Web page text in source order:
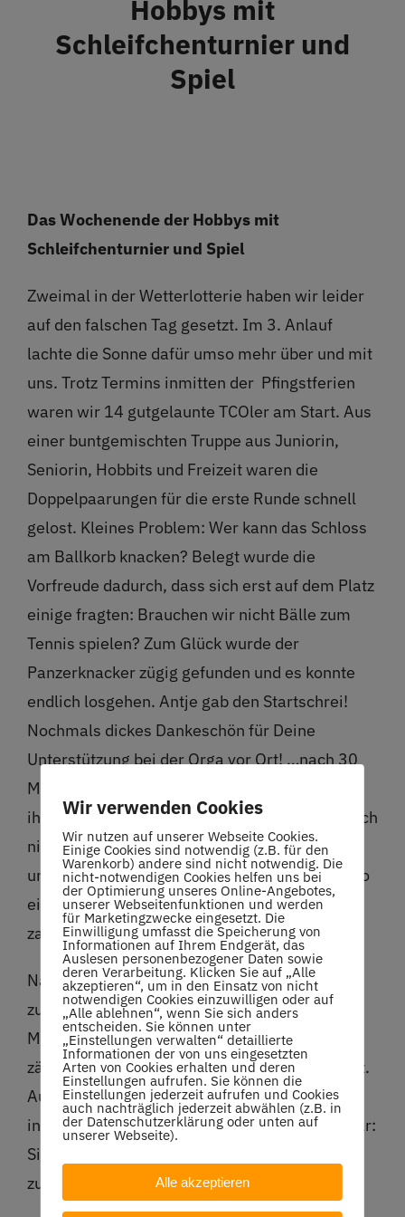
Platz buchen
Hobbys mit
Schleifchenturnier und
Spiel
Das Wochenende der Hobbys mit
Schleifchenturnier und Spiel
Zweimal in der Wetterlotterie haben wir leider
auf den falschen Tag gesetzt. Im 3. Anlauf
lachte die Sonne dafür umso mehr über und mit
uns. Trotz Termins inmitten der Pfingstferien
waren wir 14 gutgelaunte TCOler am Start. Aus
einer buntgemischten Truppe aus Juniorin,
Seniorin, Hobbits und Freizeit waren die
Doppelpaarungen für die erste Runde schnell
gelost. Kleines Problem: Wer kann das Schloss
am Ballkorb knacken? Belegt wurde die
Vorfreude dadurch, dass sich erst auf dem Platz
einige fragten: Brauchen wir nicht Bälle zum
Tennis spielen? Zum Glück wurde der
Panzerknacker zügig gefunden und es konnte
endlich losgehen. Antje gab den Startschrei!
Nochmals dickes Dankeschön für Deine
Unterstützung bei der Orga vor Ort! …nach 30
Minuten holten sich die ersten Matchgewinner
ihre Schleifchen ab. Jedem ist klar, heute bin ich
nicht hier, um zu gewinnen. Heute geht es nur
um den Spaß! Trotzdem, schön zu sehen wie so
ein Schleifchen ein Lächeln in die Gesichter
zaubern kann!
Nach 5 Runden mit jeweilig neu
zusammengestellten Paarungen, die sich tolle
Matches lieferten, ging es ans Schleifchen
zählen und danach an das mitgebrachte Buffet.
Auch ein dickes Dankeschön an die Spender
innen! Durch die Runde blickend war sofort klar:
Sieger waren wir alle. Es war einfach toll
zusammen!
Wir verwenden Cookies
Wir nutzen auf unserer Webseite Cookies.
Einige Cookies sind notwendig (z.B. für den
Warenkorb) andere sind nicht notwendig. Die
nicht-notwendigen Cookies helfen uns bei
der Optimierung unseres Online-Angebotes,
unserer Webseitenfunktionen und werden
für Marketingzwecke eingesetzt. Die
Einwilligung umfasst die Speicherung von
Informationen auf Ihrem Endgerät, das
Auslesen personenbezogener Daten sowie
deren Verarbeitung. Klicken Sie auf „Alle
akzeptieren“, um in den Einsatz von nicht
notwendigen Cookies einzuwilligen oder auf
„Alle ablehnen“, wenn Sie sich anders
entscheiden. Sie können unter
„Einstellungen verwalten“ detaillierte
Informationen der von uns eingesetzten
Arten von Cookies erhalten und deren
Einstellungen aufrufen. Sie können die
Einstellungen jederzeit aufrufen und Cookies
auch nachträglich jederzeit abwählen (z.B. in
der Datenschutzerklärung oder unten auf
unserer Webseite).
Alle akzeptieren